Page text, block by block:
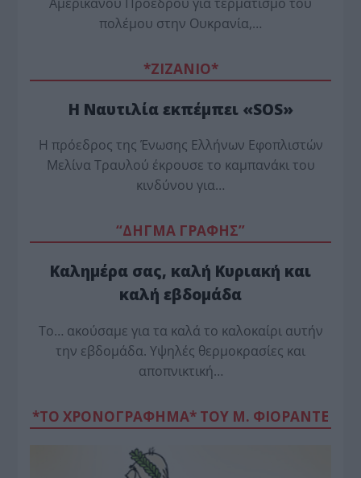
πολέμου στην Ουκρανία,…
*ZΙΖΑΝΙΟ*
Η Ναυτιλία εκπέμπει «SOS»
Η πρόεδρος της Ένωσης Ελλήνων Εφοπλιστών
Μελίνα Τραυλού έ­κρουσε το καμπανάκι του
κινδύνου για…
“ΔΗΓΜΑ ΓΡΑΦΗΣ”
Καλημέρα σας, καλή Κυριακή και
καλή εβδομάδα
Το… ακούσαμε για τα καλά το καλοκαίρι αυτήν
την εβδομάδα. Υψηλές θερμοκρασίες και
αποπνικτική…
*ΤΟ ΧΡΟΝΟΓΡΑΦΗΜΑ* ΤΟΥ Μ. ΦΙΟΡΆΝΤΕ